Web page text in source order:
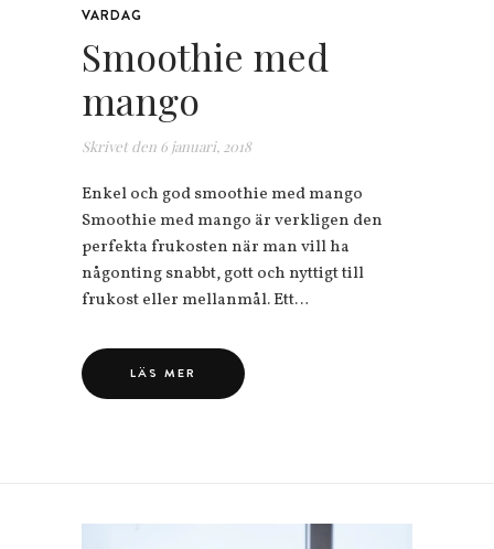
VARDAG
Smoothie med
mango
Skrivet den 6 januari, 2018
Enkel och god smoothie med mango
Smoothie med mango är verkligen den
perfekta frukosten när man vill ha
någonting snabbt, gott och nyttigt till
frukost eller mellanmål. Ett…
LÄS MER